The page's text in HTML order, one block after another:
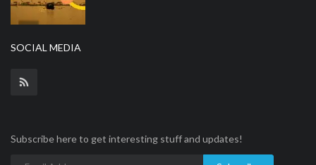
SOCIAL MEDIA
Subscribe here to get interesting stuff and updates!